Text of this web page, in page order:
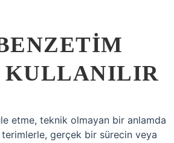
KULLANILIR
etme, teknik olmayan bir anlamda
terimlerle, gerçek bir sürecin veya